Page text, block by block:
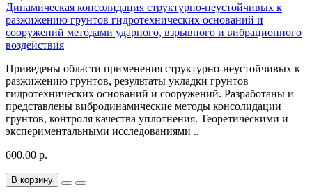
Динамическая консолидация структурно-неустойчивых к
разжижению грунтов гидротехнических оснований и
сооружений методами ударного, взрывного и вибрационного
воздействия
Приведены области применения структурно-неустойчивых к
разжижению грунтов, результаты укладки грунтов
гидротехнических оснований и сооружений. Разработаны и
представлены вибродинамические методы консолидации
грунтов, контроля качества уплотнения. Теоретическими и
экспериментальными исследованиями ..
600.00 р.
В корзину